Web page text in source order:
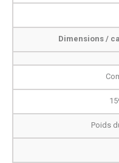
Dimensions /
Poids